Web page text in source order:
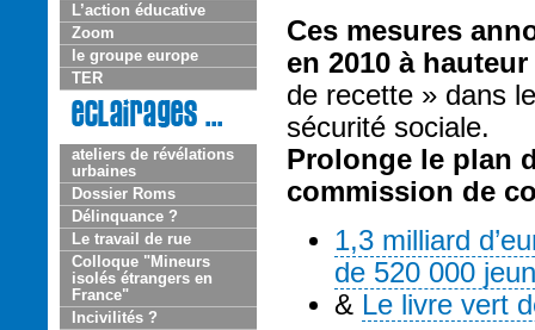
L’action éducative
Zoom
le groupe europe
TER
ateliers de révélations
urbaines
Dossier Roms
Délinquance ?
Le travail de rue
Colloque "Mineurs
isolés étrangers en
France"
Incivilités ?
Ces mesures
en 2010 à
de recette » dans
sécurité sociale.
Prolonge le plan
commission de
1,3 milliard
de 520 000
& Le livre vert